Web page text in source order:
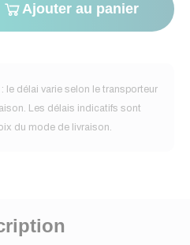
Ajouter au panier
le délai varie selon le transporteur
Les délais indicatifs sont
du mode de livraison.